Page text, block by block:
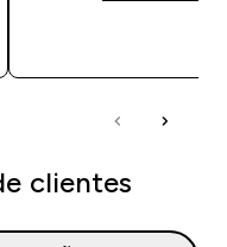
clientes